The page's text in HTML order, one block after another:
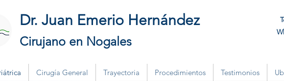
Dr. Juan Emerio Hernández
Cirujano en Nogales
Cirugía General Trayectoria Procedimientos Testimonios